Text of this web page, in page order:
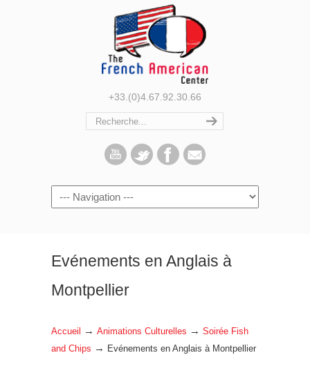
+33.(0)4.67.92.30.66
Navigation
Evénements en Anglais à
Montpellier
Accueil → Animations Culturelles → Soirée Fish
and Chips → Evénements en Anglais à Montpellier